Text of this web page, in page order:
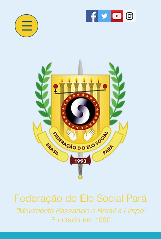
Federação do Elo Social Pará
"Movimento Passando o Brasil a Limpo"
Fundado em 1990